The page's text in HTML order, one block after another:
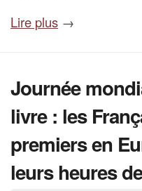
Lire plus →
Journée
livre : les
premiers en
leurs heures